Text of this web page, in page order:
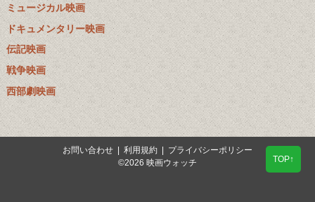
ミュージカル映画
ドキュメンタリー映画
伝記映画
戦争映画
西部劇映画
お問い合わせ | 利用規約 | プライバシーポリシー
©2026 映画ウォッチ
TOP↑